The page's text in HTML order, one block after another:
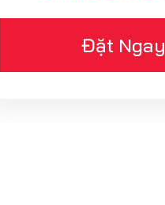
Đặt Ngay